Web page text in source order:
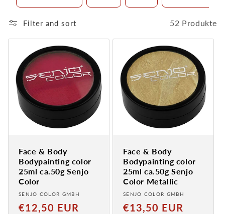
o
r
Filter and sort 52 Produkte
Face & Body
Bodypainting color
25ml ca.50g Senjo
Color
Provider:
SENJO COLOR GMBH
Normal
€12,50 EUR
Face & Body
Bodypainting color
25ml ca.50g Senjo
Color Metallic
Provider:
SENJO COLOR GMBH
Normal
€13,50 EUR